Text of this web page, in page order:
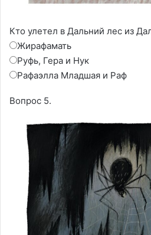
Кто улетел в Дальний лес из
Жирафамать
Руфь, Гера и Нук
Рафаэлла Младшая и Раф
Вопрос 5.